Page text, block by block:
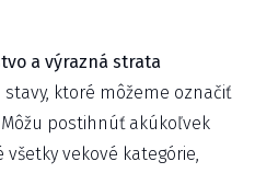
a výrazná strata
stavy, ktoré môžeme označiť
postihnúť akúkoľvek
vekové kategórie,